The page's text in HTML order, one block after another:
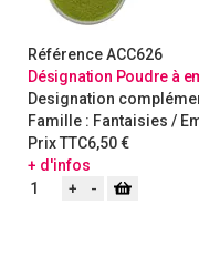
RéférenceACC626
Désignation Poudre à
Designation
Famille : Fantaisies /
Prix TTC6,50 €
+ d'infos